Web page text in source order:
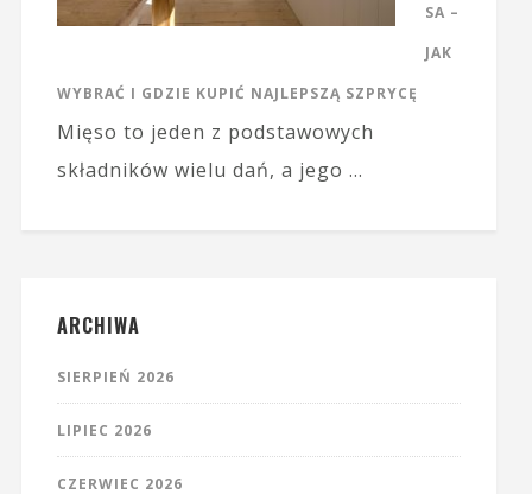
SA –
JAK
WYBRAĆ I GDZIE KUPIĆ NAJLEPSZĄ SZPRYCĘ
Mięso to jeden z podstawowych
składników wielu dań, a jego …
ARCHIWA
SIERPIEŃ 2026
LIPIEC 2026
CZERWIEC 2026